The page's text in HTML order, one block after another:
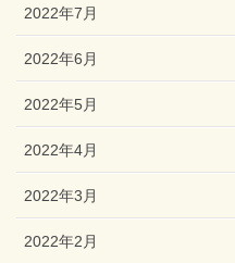
2022年7月
2022年6月
2022年5月
2022年4月
2022年3月
2022年2月